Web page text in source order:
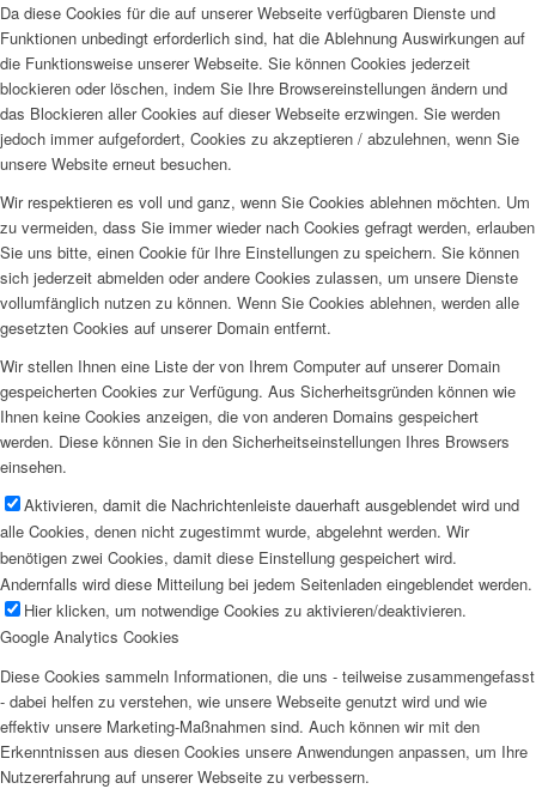
Da diese Cookies für die auf unserer Webseite verfügbaren Dienste und
Funktionen unbedingt erforderlich sind, hat die Ablehnung Auswirkungen auf
die Funktionsweise unserer Webseite. Sie können Cookies jederzeit
blockieren oder löschen, indem Sie Ihre Browsereinstellungen ändern und
das Blockieren aller Cookies auf dieser Webseite erzwingen. Sie werden
jedoch immer aufgefordert, Cookies zu akzeptieren / abzulehnen, wenn Sie
unsere Website erneut besuchen.
Wir respektieren es voll und ganz, wenn Sie Cookies ablehnen möchten. Um
zu vermeiden, dass Sie immer wieder nach Cookies gefragt werden, erlauben
Sie uns bitte, einen Cookie für Ihre Einstellungen zu speichern. Sie können
sich jederzeit abmelden oder andere Cookies zulassen, um unsere Dienste
vollumfänglich nutzen zu können. Wenn Sie Cookies ablehnen, werden alle
gesetzten Cookies auf unserer Domain entfernt.
Wir stellen Ihnen eine Liste der von Ihrem Computer auf unserer Domain
gespeicherten Cookies zur Verfügung. Aus Sicherheitsgründen können wie
Ihnen keine Cookies anzeigen, die von anderen Domains gespeichert
werden. Diese können Sie in den Sicherheitseinstellungen Ihres Browsers
einsehen.
Aktivieren, damit die Nachrichtenleiste dauerhaft ausgeblendet wird und
alle Cookies, denen nicht zugestimmt wurde, abgelehnt werden. Wir
benötigen zwei Cookies, damit diese Einstellung gespeichert wird.
Andernfalls wird diese Mitteilung bei jedem Seitenladen eingeblendet werden.
Hier klicken, um notwendige Cookies zu aktivieren/deaktivieren.
Google Analytics Cookies
Diese Cookies sammeln Informationen, die uns - teilweise zusammengefasst
- dabei helfen zu verstehen, wie unsere Webseite genutzt wird und wie
effektiv unsere Marketing-Maßnahmen sind. Auch können wir mit den
Erkenntnissen aus diesen Cookies unsere Anwendungen anpassen, um Ihre
Nutzererfahrung auf unserer Webseite zu verbessern.